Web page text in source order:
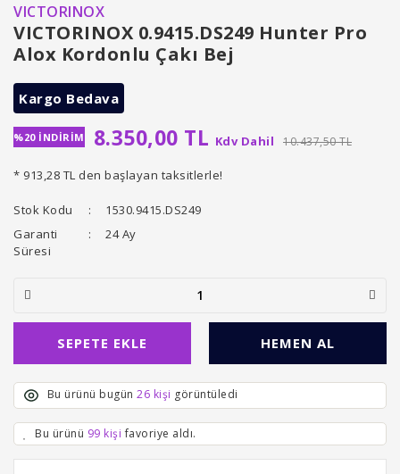
VICTORINOX
VICTORINOX 0.9415.DS249 Hunter Pro
Alox Kordonlu Çakı Bej
Kargo Bedava
%20 İNDİRİM 8.350,00 TL Kdv Dahil 10.437,50 TL
* 913,28 TL den başlayan taksitlerle!
Stok Kodu
1530.9415.DS249
Garanti
Süresi
24 Ay
SEPETE EKLE HEMEN AL
Bu ürünü bugün 26 kişi görüntüledi
Bu ürünü 99 kişi favoriye aldı.